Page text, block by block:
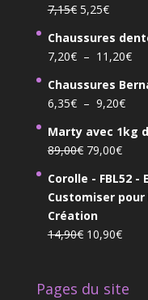
7,15€ Le
initial
était :
7,15€.
5,25€Le
actuel
est :
5,25€.
Chaussures
7,20€ – 11,20€
à
Chaussures
6,35€ – 9,20€Plage
prix :
à
Marty avec 1kg
89,00€ Le
initial
était :
89,00€.
79,00€Le
est :
Corolle - FBL52
Customiser pour
Création
14,90€ Le
était :
10,90€Le
est :
Pages du site